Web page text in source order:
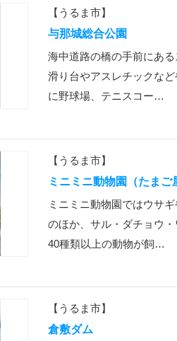
【うるま市】
与那城総合公園
海中道路の橋の手前にあ
滑り台やアスレチックな
に野球場、テニスコー…
【うるま市】
ミニミニ動物園（たまご
ミニミニ動物園ではウサ
のほか、サル・ダチョウ
40種類以上の動物が飼…
【うるま市】
倉敷ダム